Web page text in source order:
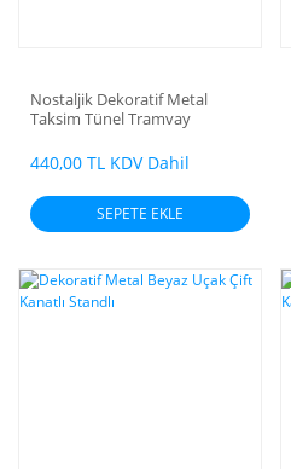
Nostaljik Dekoratif Metal
Taksim Tünel Tramvay
440,00 TL KDV Dahil
SEPETE EKLE